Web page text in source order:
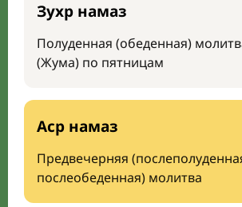
Зухр намаз
Полуденная (обеденная)
(Жума) по пятницам
Аср намаз
Предвечерняя
послеобеденная) молитва